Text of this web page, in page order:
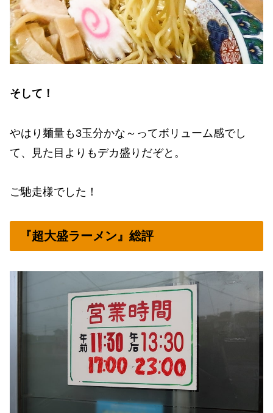
そして！
やはり麺量も3玉分かな～ってボリューム感でし
て、見た目よりもデカ盛りだぞと。
ご馳走様でした！
『超大盛ラーメン』総評